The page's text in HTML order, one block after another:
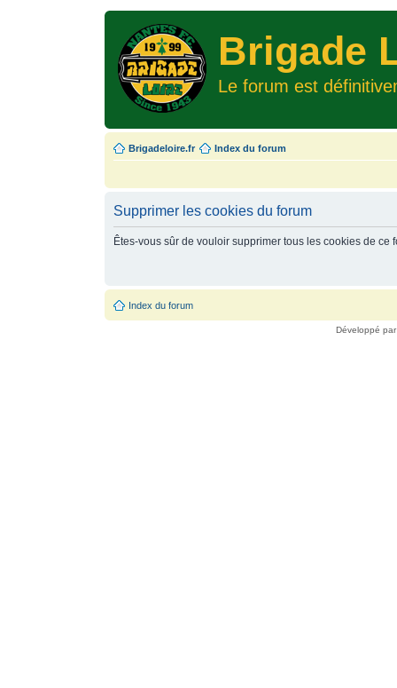
Brigade
Le forum est
Brigadeloire.fr Index du forum
Supprimer les cookies du forum
Êtes-vous sûr de vouloir supprimer tous les cookies de ce
Index du forum
Développé